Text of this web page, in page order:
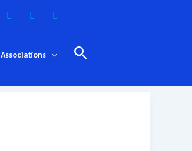
Associations Rechercher